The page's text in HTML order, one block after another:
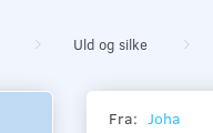
Uld og silke
Fra: Joha